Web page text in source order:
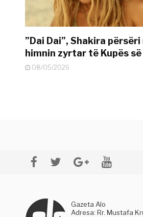
”Dai Dai”, Shakira përsëri
himnin zyrtar të Kupës
08/05/2026
Gazeta Alo
Adresa: Rr. Mustafa